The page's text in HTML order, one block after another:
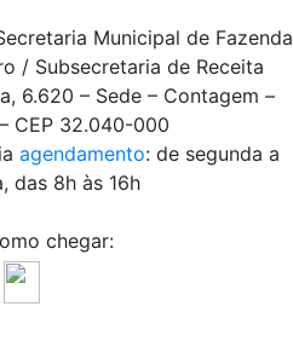
Municipal de Fazenda
/ Subsecretaria de Receita
6.620 – Sede – Contagem –
CEP 32.040-000
agendamento: de segunda a
das 8h às 16h
chegar: